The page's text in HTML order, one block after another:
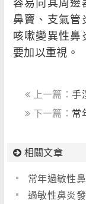
鼻竇、支氣管
咳嗽變異性鼻
要加以重視。
上一篇：手
下一篇： 常
相關文章
常年過敏性
過敏性鼻炎